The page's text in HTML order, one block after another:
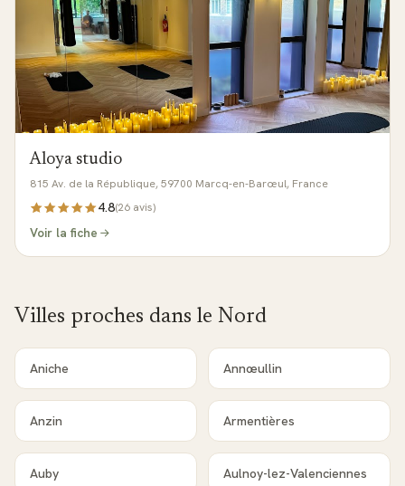
Aloya studio
815 Av. de la République, 59700 Marcq-en-Barœul, France
4.8(26 avis)
Voir la fiche
Villes proches dans le Nord
Aniche Annœullin
Anzin Armentières
Auby Aulnoy-lez-Valenciennes